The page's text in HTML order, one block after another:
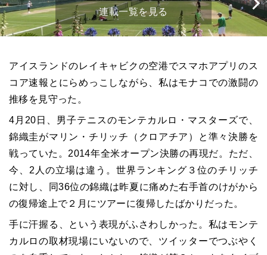
連載一覧を見る
アイスランドのレイキャビクの空港でスマホアプリのス
コア速報とにらめっこしながら、私はモナコでの激闘の
推移を見守った。
4月20日、男子テニスのモンテカルロ・マスターズで、
錦織圭がマリン・チリッチ（クロアチア）と準々決勝を
戦っていた。2014年全米オープン決勝の再現だ。ただ、
今、2人の立場は違う。世界ランキング３位のチリッチ
に対し、同36位の錦織は昨夏に痛めた右手首のけがから
の復帰途上で２月にツアーに復帰したばかりだった。
手に汗握る、という表現がふさわしかった。私はモンテ
カルロの取材現場にいないので、ツイッターでつぶやく